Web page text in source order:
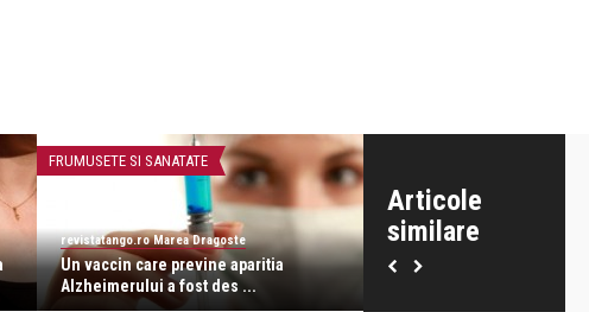
Articole
similare
FRUMUSETE SI SANATATE
revistatango.ro Marea Dragoste
Un vaccin care previne aparitia
Alzheimerului a fost des ...
revistatango.ro Marea Dragoste
Raed Arafat: Am auzit adesea